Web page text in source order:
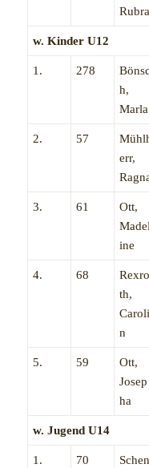
Rubra
w. Kinder U12
1. 278
Bönsc
h,
Marla
2. 57
err,
3. 61
Ott,
ine
4. 68
Rexro
th,
Caroli
n
5. 59
Ott,
Josep
ha
w. Jugend U14
1. 70
Schen